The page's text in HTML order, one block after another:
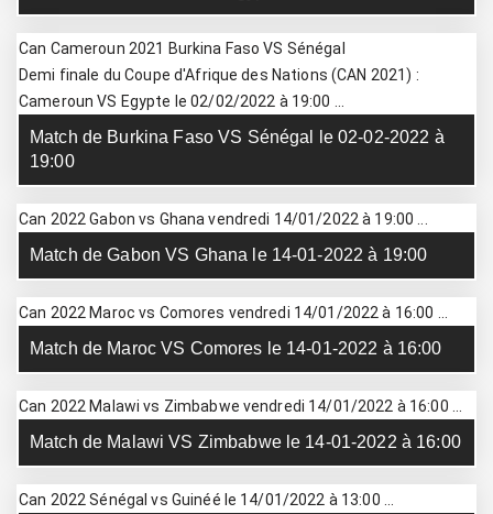
Can Cameroun 2021 Burkina Faso VS Sénégal
Demi finale du Coupe d'Afrique des Nations (CAN 2021) :
Cameroun VS Egypte le 02/02/2022 à 19:00 ...
Match de Burkina Faso VS Sénégal le 02-02-2022 à
19:00
Can 2022 Gabon vs Ghana vendredi 14/01/2022 à 19:00 ...
Match de Gabon VS Ghana le 14-01-2022 à 19:00
Can 2022 Maroc vs Comores vendredi 14/01/2022 à 16:00 ...
Match de Maroc VS Comores le 14-01-2022 à 16:00
Can 2022 Malawi vs Zimbabwe vendredi 14/01/2022 à 16:00 ...
Match de Malawi VS Zimbabwe le 14-01-2022 à 16:00
Can 2022 Sénégal vs Guinéé le 14/01/2022 à 13:00 ...